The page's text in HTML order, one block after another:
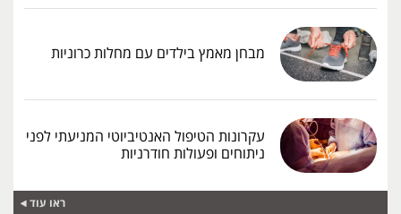
מבחן מאמץ בילדים עם מחלות כרוניות
עקרונות הטיפול האנטיביוטי המניעתי לפני
ניתוחים ופעולות חודרניות
ראו עוד